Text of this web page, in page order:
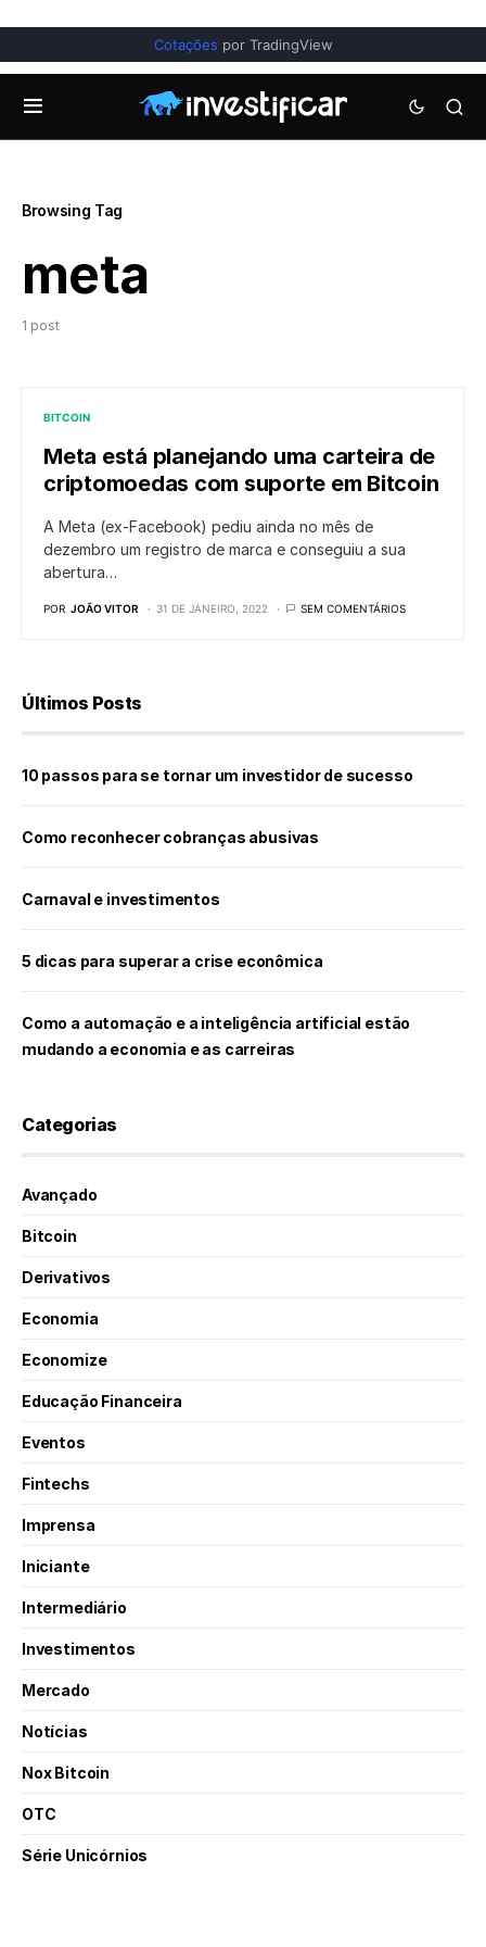
Cotações por TradingView
Browsing Tag
meta
1 post
BITCOIN
Meta está planejando uma carteira de
criptomoedas com suporte em Bitcoin
A Meta (ex-Facebook) pediu ainda no mês de
dezembro um registro de marca e conseguiu a sua
abertura…
POR JOÃO VITOR 31 DE JANEIRO, 2022 SEM COMENTÁRIOS
Últimos Posts
10 passos para se tornar um investidor de sucesso
Como reconhecer cobranças abusivas
Carnaval e investimentos
5 dicas para superar a crise econômica
Como a automação e a inteligência artificial estão
mudando a economia e as carreiras
Categorias
Avançado
Bitcoin
Derivativos
Economia
Economize
Educação Financeira
Eventos
Fintechs
Imprensa
Iniciante
Intermediário
Investimentos
Mercado
Notícias
Nox Bitcoin
OTC
Série Unicórnios